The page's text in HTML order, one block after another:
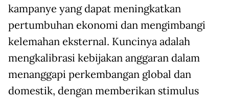
kampanye yang dapat meningkatkan
pertumbuhan ekonomi dan mengimbangi
kelemahan eksternal. Kuncinya adalah
mengkalibrasi kebijakan anggaran dalam
menanggapi perkembangan global dan
domestik, dengan memberikan stimulus